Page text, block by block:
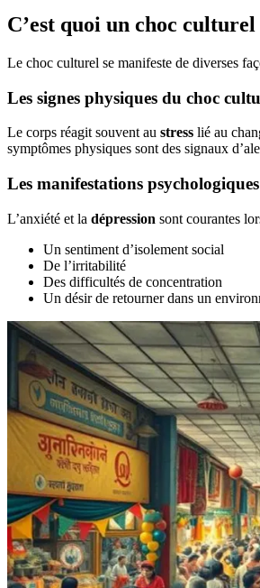
C’est quoi un choc
Le choc culturel se manifeste de diverses
Les signes physiques du choc
Le corps réagit souvent au stress lié au
symptômes physiques sont des signaux
Les manifestations psychologiques
L’anxiété et la dépression sont courantes
Un sentiment d’isolement social
De l’irritabilité
Des difficultés de concentration
Un désir de retourner dans un